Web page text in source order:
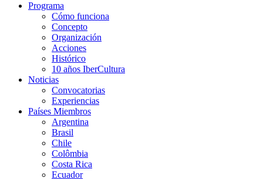
Programa
Cómo funciona
Concepto
Organización
Acciones
Histórico
10 años IberCultura
Noticias
Convocatorias
Experiencias
Países Miembros
Argentina
Brasil
Chile
Colômbia
Costa Rica
Ecuador